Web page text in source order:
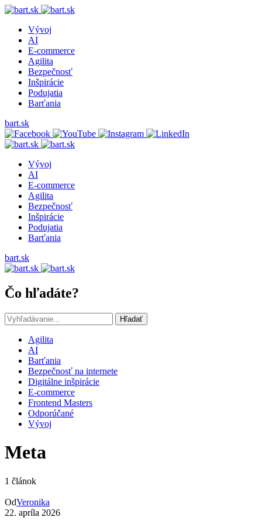
Vývoj
AI
E-commerce
Agilita
Bezpečnosť
Inšpirácie
Podujatia
Barťania
bart.sk
Vývoj
AI
E-commerce
Agilita
Bezpečnosť
Inšpirácie
Podujatia
Barťania
bart.sk
Čo hľadáte?
Hľadať
Agilita
AI
Barťania
Bezpečnosť na internete
Digitálne inšpirácie
E-commerce
Frontend Masters
Odporúčané
Vývoj
Meta
1 článok
OdVeronika
22. apríla 2026